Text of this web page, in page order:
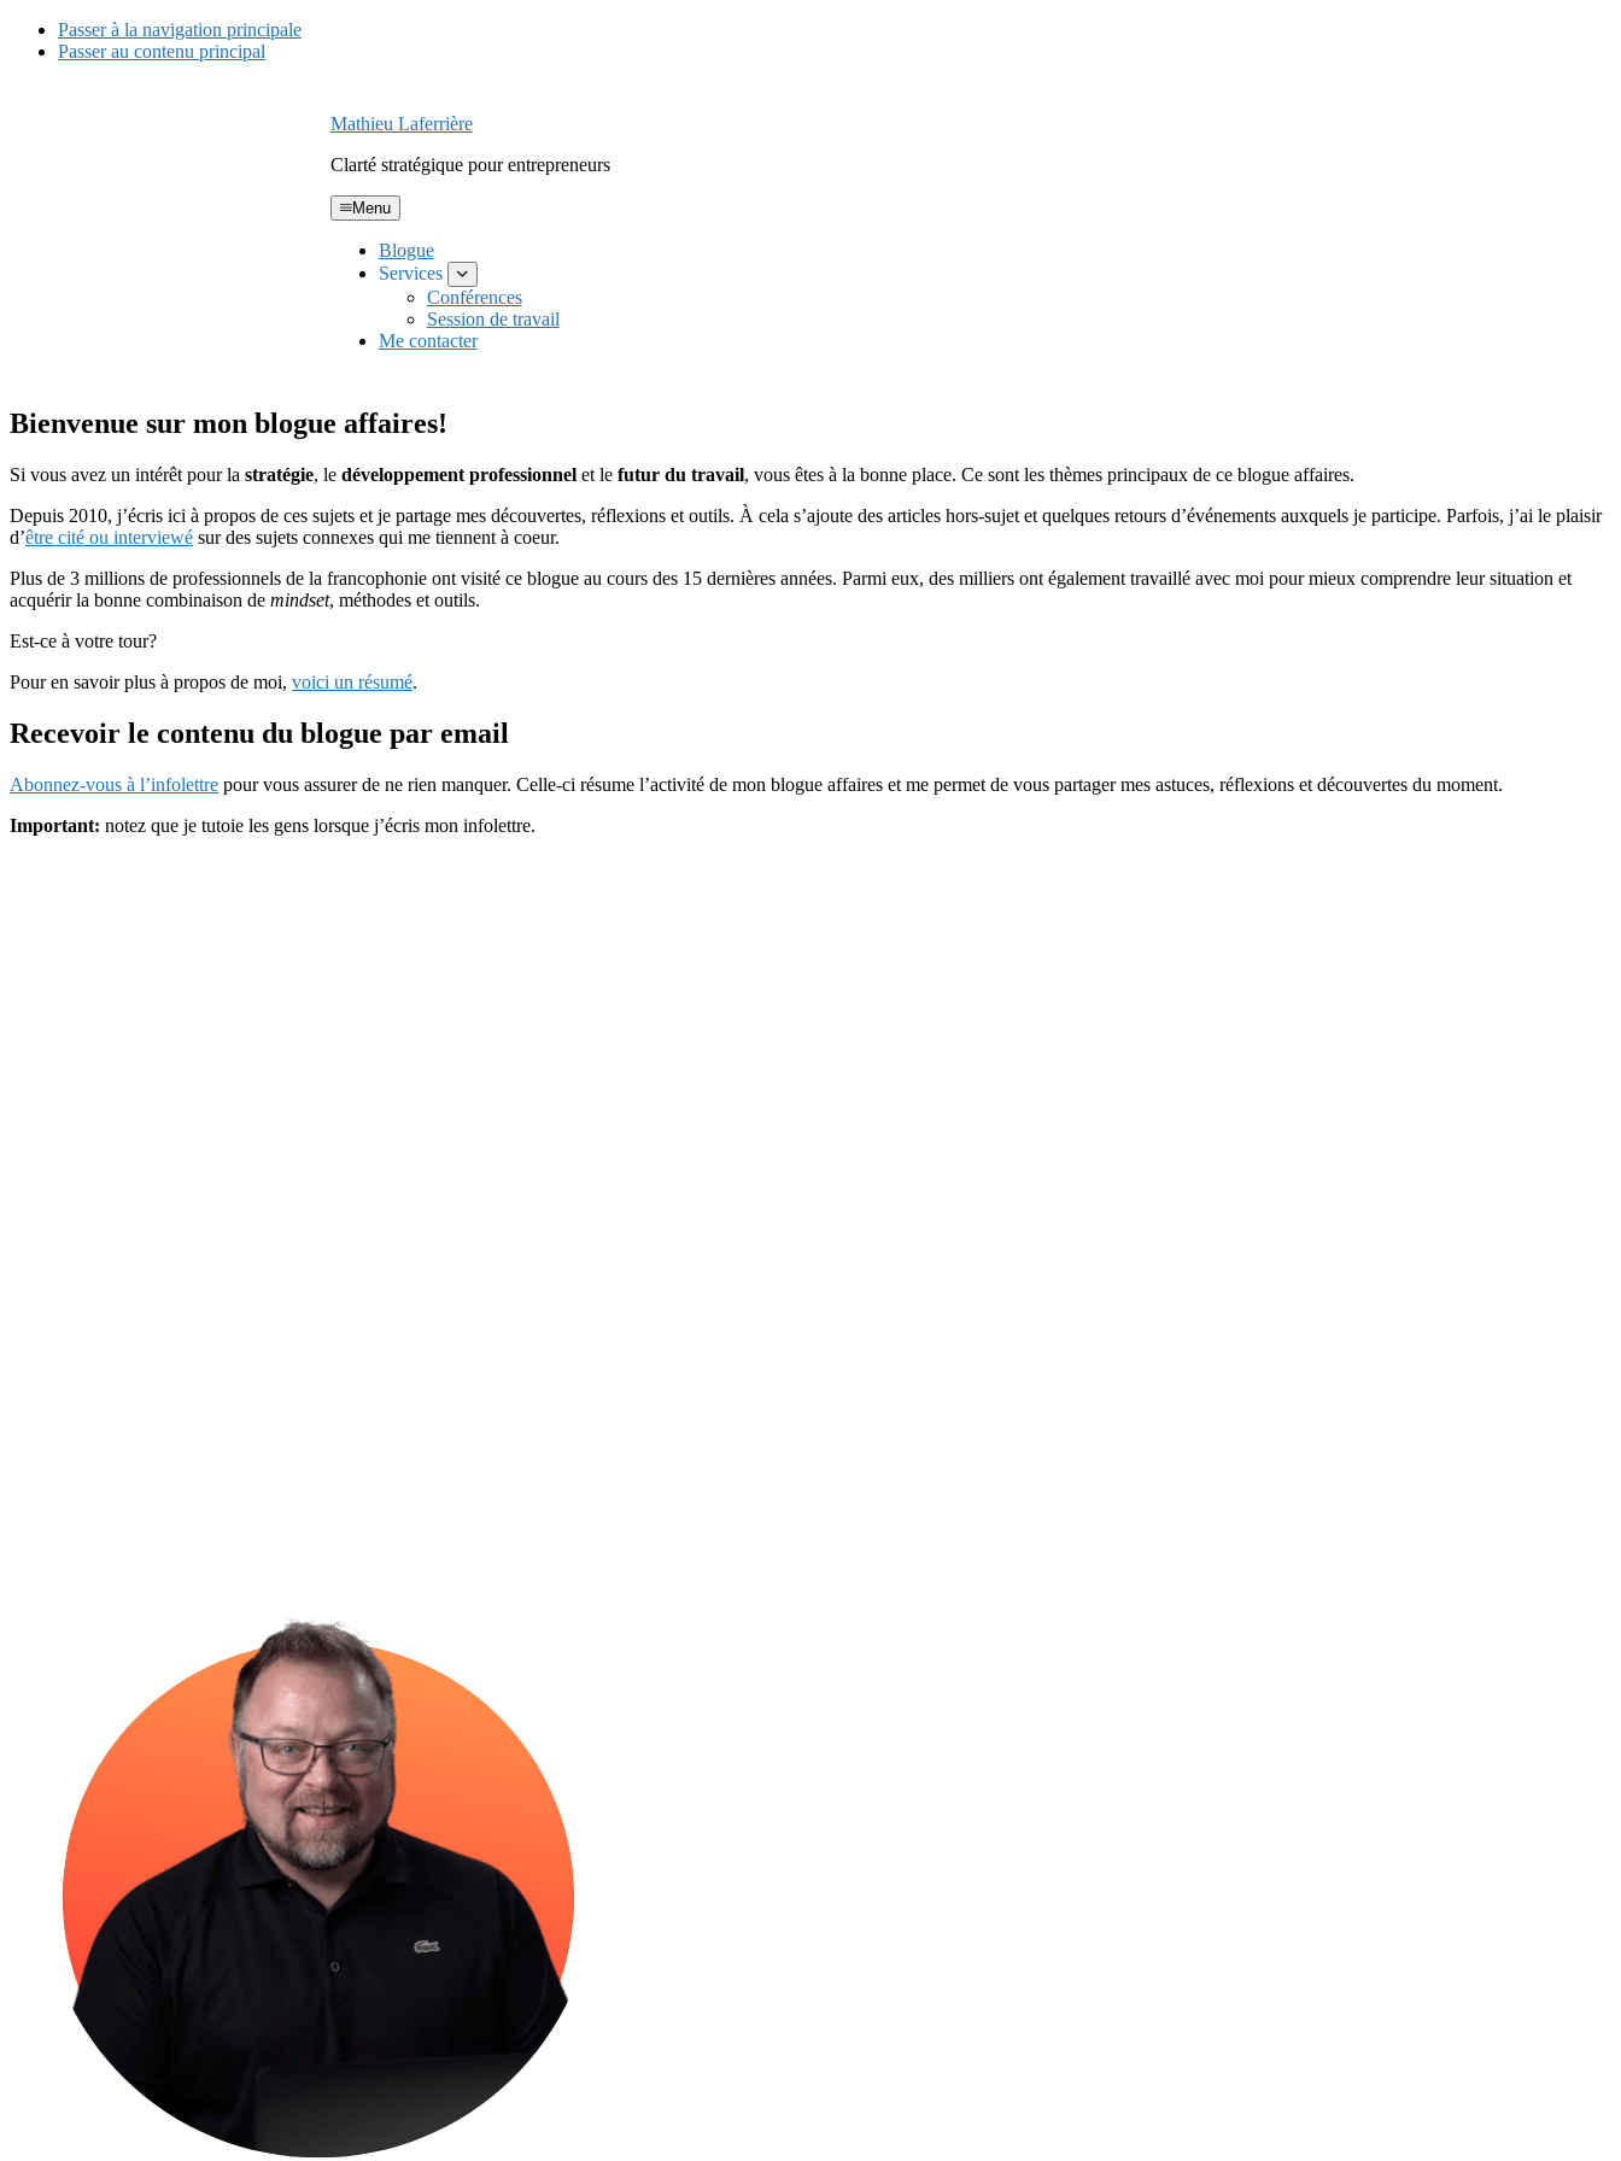
Passer à la navigation principale
Passer au contenu principal
Mathieu Laferrière
Clarté stratégique pour entrepreneurs
Menu
Blogue
Services
Submenu
Conférences
Session de travail
Me contacter
Bienvenue sur mon blogue affaires!
Si vous avez un intérêt pour la stratégie, le développement professionnel et le futur du travail, vous êtes à la bonne place. Ce sont les thèmes principaux de ce blogue affaires.
Depuis 2010, j’écris ici à propos de ces sujets et je partage mes découvertes, réflexions et outils. À cela s’ajoute des articles hors-sujet et quelques retours d’événements auxquels je participe. Parfois, j’ai le plaisir
d’être cité ou interviewé sur des sujets connexes qui me tiennent à coeur.
Plus de 3 millions de professionnels de la francophonie ont visité ce blogue au cours des 15 dernières années. Parmi eux, des milliers ont également travaillé avec moi pour mieux comprendre leur situation et
acquérir la bonne combinaison de mindset, méthodes et outils.
Est-ce à votre tour?
Pour en savoir plus à propos de moi, voici un résumé.
Recevoir le contenu du blogue par email
Abonnez-vous à l’infolettre pour vous assurer de ne rien manquer. Celle-ci résume l’activité de mon blogue affaires et me permet de vous partager mes astuces, réflexions et découvertes du moment.
Important: notez que je tutoie les gens lorsque j’écris mon infolettre.